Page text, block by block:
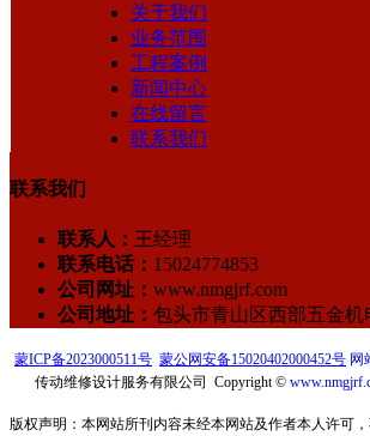
关于我们
业务范围
工程案例
新闻中心
在线留言
联系我们
联系我们
联系人： 王经理
联系电话： 15024774853
公司网址： www.nmgjrf.com
公司地址： 包头市青山区西部五金机
蒙ICP备2023000511号 蒙公网安备15020402000452号 网
传动维修设计服务有限公司 Copyright ©
版权声明：本网站所刊内容未经本网站及作者本人许可